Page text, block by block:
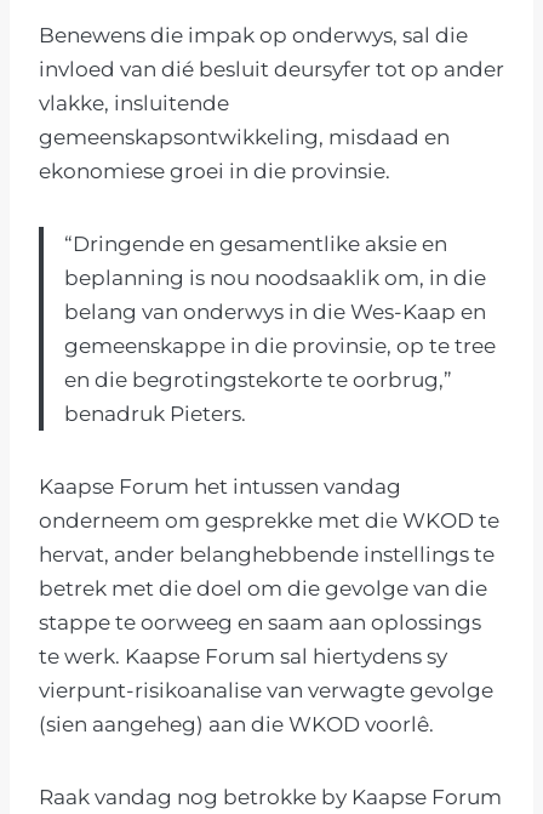
Benewens die impak op onderwys, sal die
invloed van dié besluit deursyfer tot op ander
vlakke, insluitende
gemeenskapsontwikkeling, misdaad en
ekonomiese groei in die provinsie.
“Dringende en gesamentlike aksie en
beplanning is nou noodsaaklik om, in die
belang van onderwys in die Wes-Kaap en
gemeenskappe in die provinsie, op te tree
en die begrotingstekorte te oorbrug,”
benadruk Pieters.
Kaapse Forum het intussen vandag
onderneem om gesprekke met die WKOD te
hervat, ander belanghebbende instellings te
betrek met die doel om die gevolge van die
stappe te oorweeg en saam aan oplossings
te werk. Kaapse Forum sal hiertydens sy
vierpunt-risikoanalise van verwagte gevolge
(sien aangeheg) aan die WKOD voorlê.
Raak vandag nog betrokke by Kaapse Forum